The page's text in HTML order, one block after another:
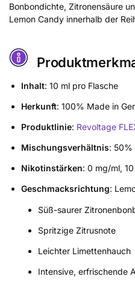
Bonbondichte, Zitronensäure
Lemon Candy innerhalb der
Inhalt: 10 ml pro Flasche
Herkunft: 100% Made in
Produktlinie: Revoltage
Mischungsverhältnis: 50%
Nikotinstärken: 0 mg/ml,
Geschmacksrichtung:
Süß-saurer
Spritzige Zitrusnote
Leichter Limettenhauch
Intensive, erfrischende